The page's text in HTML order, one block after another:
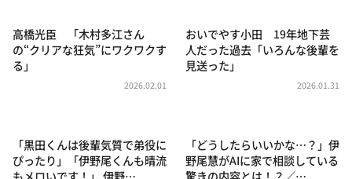
高橋光臣 「木村多江さん
の“クリアな狂気”にワクワクす
る」
2026.02.01
おいでやす小田 19年地下芸
人だった過去「いろんな後輩を
見送った」
2026.01.31
「黒田くんは後輩気質で弟役に
ぴったり」「伊野尾くんも晴流
もメロいです！」 伊野…
「どうしたらいいかな…？」伊
野尾慧がAIに家で相談している
驚きの内容とは！？／…